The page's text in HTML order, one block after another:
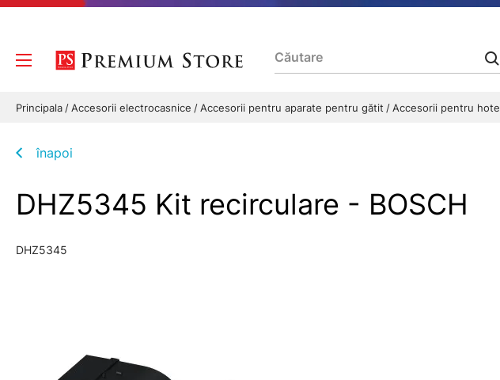
Principala Accesorii electrocasnice Accesorii pentru aparate pentru gătit Accesorii pentru hote
înapoi
DHZ5345 Kit recirculare - BOSCH
DHZ5345